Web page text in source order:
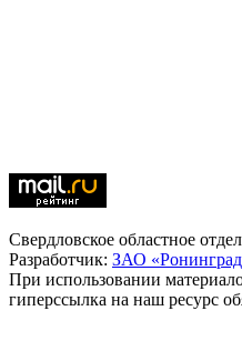
Свердловское областное
Разработчик: ЗАО
При использовании
гиперссылка на наш ресурс